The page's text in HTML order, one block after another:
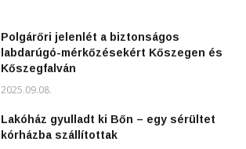
Polgárőri jelenlét a biztonságos
labdarúgó-mérkőzésekért Kőszegen és
Kőszegfalván
2025.09.08.
Lakóház gyulladt ki Bőn – egy sérültet
kórházba szállítottak